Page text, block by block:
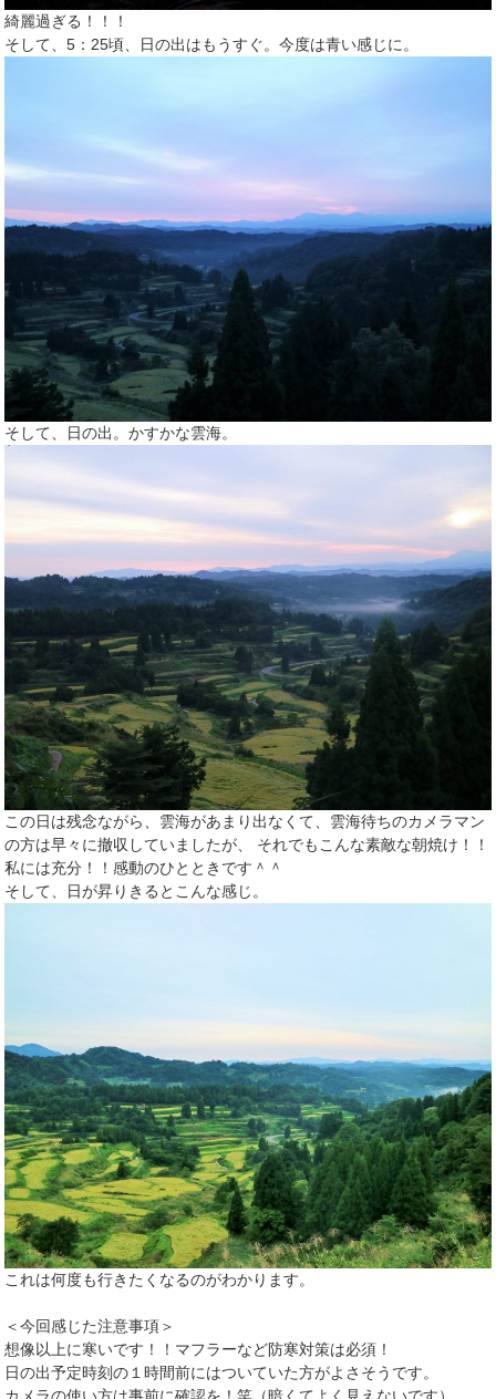
綺麗過ぎる！！！
そして、5：25頃、日の出はもうすぐ。今度は青い感じに。
そして、日の出。かすかな雲海。
この日は残念ながら、雲海があまり出なくて、雲海待ちのカメラマン
の方は早々に撤収していましたが、 それでもこんな素敵な朝焼け！！
私には充分！！感動のひとときです＾＾
そして、日が昇りきるとこんな感じ。
これは何度も行きたくなるのがわかります。
＜今回感じた注意事項＞
想像以上に寒いです！！マフラーなど防寒対策は必須！
日の出予定時刻の１時間前にはついていた方がよさそうです。